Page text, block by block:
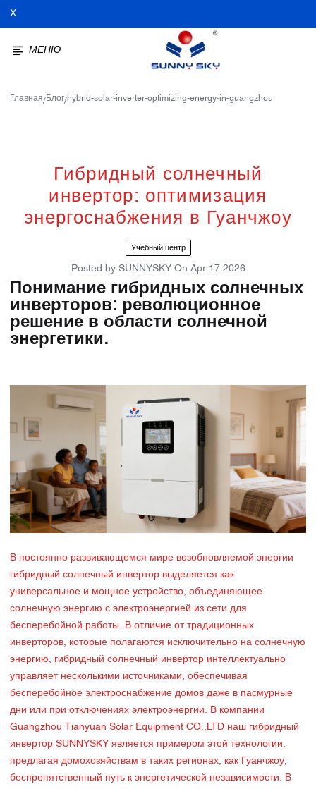
X
МЕНЮ
Главная/Блог/hybrid-solar-inverter-optimizing-energy-in-guangzhou
Гибридный солнечный
инвертор: оптимизация
энергоснабжения в Гуанчжоу
Учебный центр
Posted by SUNNYSKYOn Apr 17 2026
Понимание гибридных солнечных
инверторов: революционное
решение в области солнечной
энергетики.
В постоянно развивающемся мире возобновляемой энергии
гибридный солнечный инвертор выделяется как
универсальное и мощное устройство, объединяющее
солнечную энергию с электроэнергией из сети для
бесперебойной работы. В отличие от традиционных
инверторов, которые полагаются исключительно на солнечную
энергию, гибридный солнечный инвертор интеллектуально
управляет несколькими источниками, обеспечивая
бесперебойное электроснабжение домов даже в пасмурные
дни или при отключениях электроэнергии. В компании
Guangzhou Tianyuan Solar Equipment CO.,LTD наш гибридный
инвертор SUNNYSKY является примером этой технологии,
предлагая домохозяйствам в таких регионах, как Гуанчжоу,
беспрепятственный путь к энергетической независимости. В